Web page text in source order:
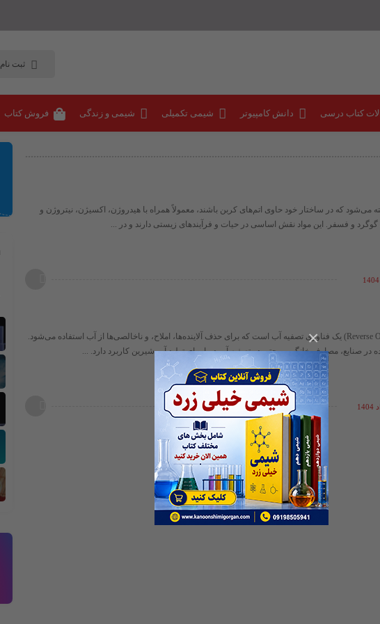
×
ثبت نام
کتاب درسی دانش کامپیوتر شیمی تکمیلی شیمی و زندگی فروش کتاب
می‌شود که در ساختار خود حاوی اتم‌های کربن باشند، معمولاً همراه با هیدروژن، اکسیژن، نیتروژن و
گوگرد و فسفر. این مواد نقش اساسی در حیات و فرآیندهای زیستی دارند و در ...
اسمز معکوس (Reverse Osmosis) یک فناوری تصفیه آب است که برای حذف آلاینده‌ها، املاح، و ناخالصی‌ها از آب استفاده می‌شود.
صنایع، مصارف خانگی، و حتی در تصفیه آب دریا برای تولید آب شیرین کاربرد دارد. ...